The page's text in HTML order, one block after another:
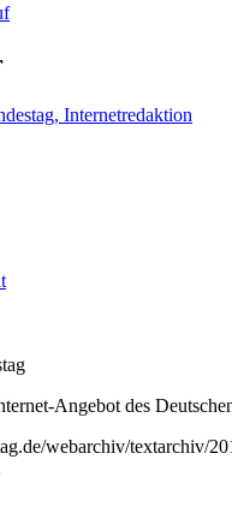
Internetredaktion
Angebot des
webarchiv/textarchiv/